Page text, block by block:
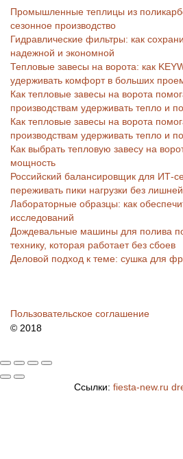
Промышленные теплицы из
сезонное производство
Гидравлические фильтры: как
надежной и экономной
Тепловые завесы на ворота: как
удерживать комфорт в больших
Как тепловые завесы на ворота
производствам удерживать тепло и
Как тепловые завесы на ворота
производствам удерживать тепло и
Как выбрать тепловую завесу на
мощность
Российский балансировщик для ИТ-
переживать пики нагрузки без
Лабораторные образцы: как
исследований
Дождевальные машины для полива
технику, которая работает без сбоев
Деловой подход к теме: сушка для
Пользовательское соглашение
© 2018
Ссылки: fiesta-new.ru